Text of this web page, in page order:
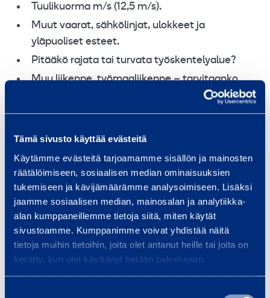
Tämä sivusto käyttää evästeitä
Käytämme evästeitä tarjoamamme sisällön ja mainosten
räätälöimiseen, sosiaalisen median ominaisuuksien
tukemiseen ja kävijämäärämme analysoimiseen. Lisäksi
jaamme sosiaalisen median, mainosalan ja analytiikka-
alan kumppaneillemme tietoja siitä, miten käytät
sivustoamme. Kumppanimme voivat yhdistää näitä
tietoja muihin tietoihin, joita olet antanut heille tai joita on
kerätty, kun olet käyttänyt heidän palvelujaan.
Tuulikuorma m/s (12,5 m/s).
Muut vaarat, sähkölinjat, ulokkeet ja
yläpuoliset esteet.
Pitääkö rajata tai turvata työskentelyalue?
Muu liikenne, työmaaliikenne – tarvitaanko
4. Työn suorittaminen
nostimella
Henkilönostimen turvallinen käyttö edellyttää, että
nostimen käyttäjät osaavat oikeat ja turvalliset
työmenetelmät ja tuntevat työn riskit. Oletko
kunnossa käyttämään nostinta, podetko
esimerkiksi korkean paikan kammoa?